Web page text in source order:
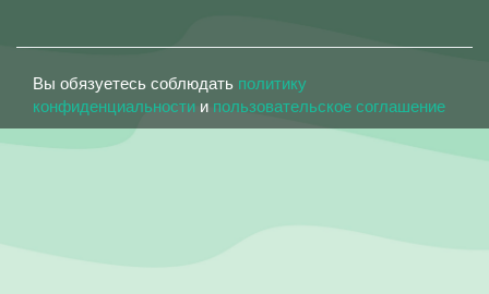
Вы обязуетесь соблюдать политику
конфиденциальности и пользовательское соглашение